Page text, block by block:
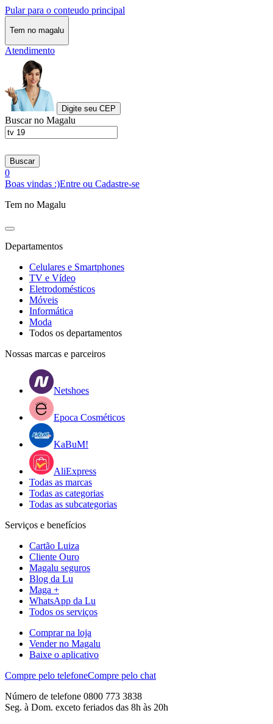
Pular para o conteudo principal
Tem no magalu
Atendimento
Digite seu CEP
Buscar no Magalu
Buscar
0
Boas vindas :)Entre ou Cadastre-se
Tem no Magalu
Departamentos
Celulares e Smartphones
TV e Vídeo
Eletrodomésticos
Móveis
Informática
Moda
Todos os departamentos
Nossas marcas e parceiros
Netshoes
Epoca Cosméticos
KaBuM!
AliExpress
Todas as marcas
Todas as categorias
Todas as subcategorias
Serviços e benefícios
Cartão Luiza
Cliente Ouro
Magalu seguros
Blog da Lu
Maga +
WhatsApp da Lu
Todos os serviços
Comprar na loja
Vender no Magalu
Baixe o aplicativo
Compre pelo telefoneCompre pelo chat
Número de telefone 0800 773 3838
Seg. à Dom. exceto feriados das 8h às 20h